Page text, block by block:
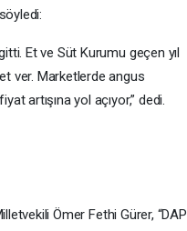
Et ve Süt Kurumu geçen yıl
ver. Marketlerde angus
artışına yol açıyor,” dedi.
Ömer Fethi Gürer, “DAP